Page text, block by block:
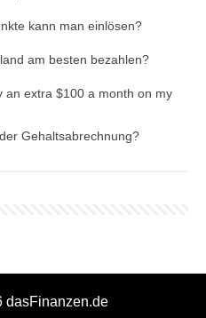
kann man einlösen?
am besten bezahlen?
an extra $100 a month on my
Gehaltsabrechnung?
dasFinanzen.de